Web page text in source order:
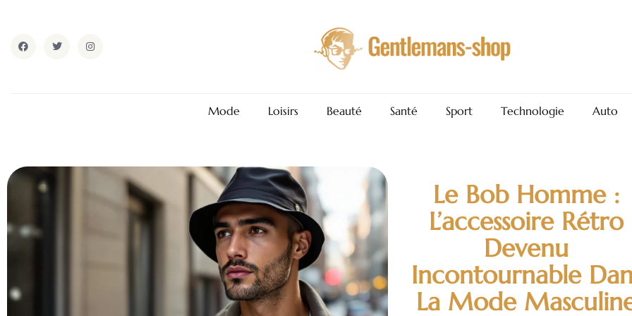
Mode Loisirs Beauté Santé Sport Technologie Auto
Le Bob Homme :
L’accessoire Rétro
Devenu
Incontournable
La Mode